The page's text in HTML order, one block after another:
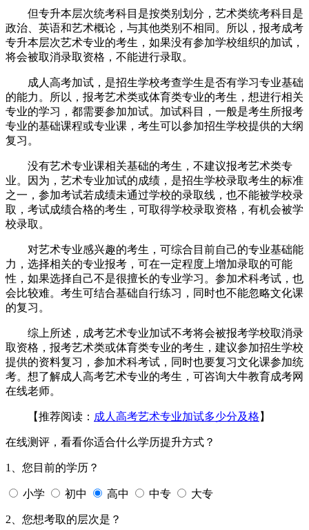
但专升本层次统考科目是按类别划分，艺术类统考科目是
政治、英语和艺术概论，与其他类别不相同。所以，报考成考
专升本层次艺术专业的考生，如果没有参加学校组织的加试，
将会被取消录取资格，不能进行录取。
成人高考加试，是招生学校考查学生是否有学习专业基础
的能力。所以，报考艺术类或体育类专业的考生，想进行相关
专业的学习，都需要参加加试。加试科目，一般是考生所报考
专业的基础课程或专业课，考生可以参加招生学校提供的大纲
复习。
没有艺术专业课相关基础的考生，不建议报考艺术类专
业。因为，艺术专业加试的成绩，是招生学校录取考生的标准
之一，参加考试若成绩未通过学校的录取线，也不能被学校录
取，考试成绩合格的考生，可取得学校录取资格，有机会被学
校录取。
对艺术专业感兴趣的考生，可综合目前自己的专业基础能
力，选择相关的专业报考，可在一定程度上增加录取的可能
性，如果选择自己不是很擅长的专业学习。参加术科考试，也
会比较难。考生可结合基础自行练习，同时也不能忽略文化课
的复习。
综上所述，成考艺术专业加试不考将会被报考学校取消录
取资格，报考艺术类或体育类专业的考生，建议参加招生学校
提供的资料复习，参加术科考试，同时也要复习文化课参加统
考。想了解成人高考艺术专业的考生，可咨询大牛教育成考网
在线老师。
【推荐阅读： 成人高考艺术专业加试多少分及格 】
在线测评，看看你适合什么学历提升方式？
1、您目前的学历？
小学 初中 高中 中专 大专
2、您想考取的层次是？